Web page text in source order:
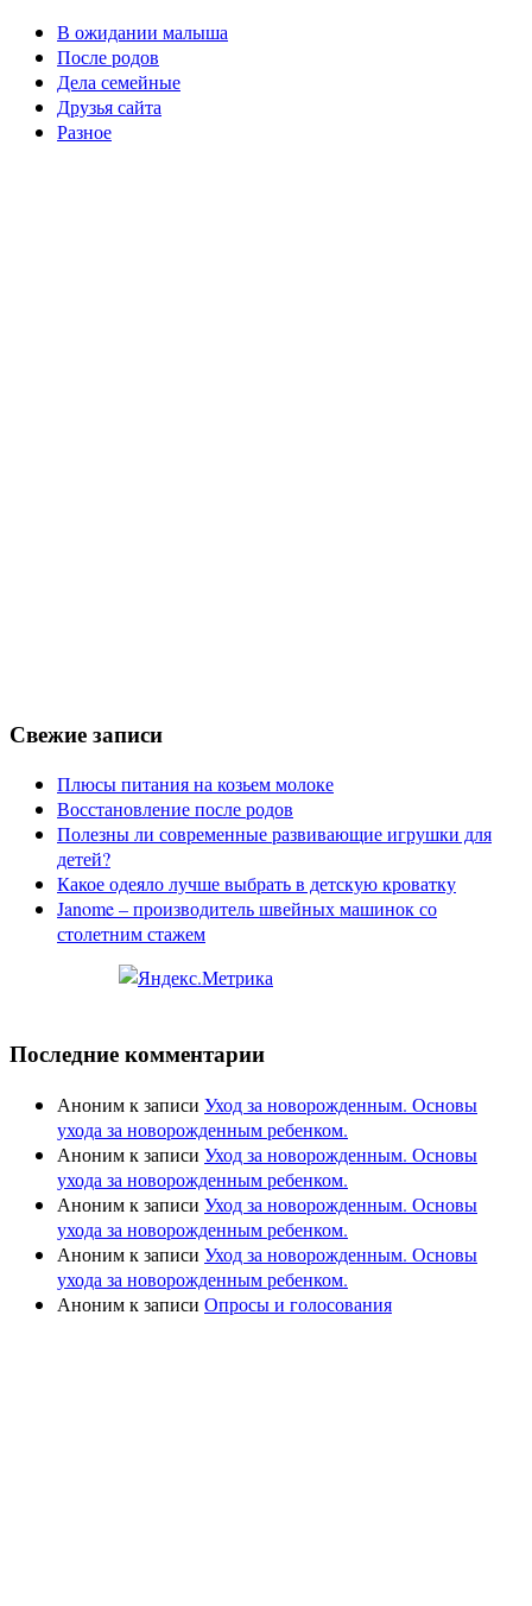
В ожидании малыша
После родов
Дела семейные
Друзья сайта
Разное
Свежие записи
Плюсы питания на козьем молоке
Восстановление после родов
Полезны ли современные развивающие игрушки для
детей?
Какое одеяло лучше выбрать в детскую кроватку
Janome – производитель швейных машинок со
столетним стажем
Последние комментарии
Анонимк записи Уход за новорожденным. Основы
ухода за новорожденным ребенком.
Анонимк записи Уход за новорожденным. Основы
ухода за новорожденным ребенком.
Анонимк записи Уход за новорожденным. Основы
ухода за новорожденным ребенком.
Анонимк записи Уход за новорожденным. Основы
ухода за новорожденным ребенком.
Анонимк записи Опросы и голосования